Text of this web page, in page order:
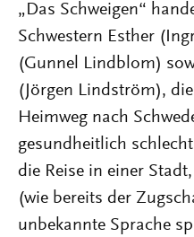
„Das Schweigen“
Schwestern Esther
(Gunnel Lindblom)
(Jörgen Lindström),
Heimweg nach
gesundheitlich
die Reise in einer
(wie bereits der
unbekannte Sprache